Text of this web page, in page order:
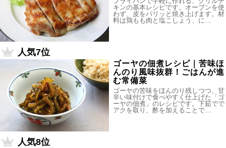
キンの基本レシピです。オーブンを使
わず、皮をパリッと焼き上げます。材
料は鶏もも肉と塩こしょう、に…
人気7位
ゴーヤの佃煮レシピ｜苦味ほ
んのり風味抜群！ごはんが進
む常備菜
ゴーヤの苦味をほんのり残しつつ、甘
辛い味付けで食べやすく仕上げた「ゴ
ーヤの佃煮」のレシピです。下茹でで
アクを取り、酢を加えることで…
人気8位